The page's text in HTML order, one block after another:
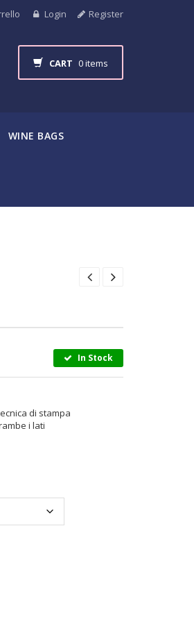
Login Register
CART 0 items
WINE BAGS
In Stock
di stampa
i lati